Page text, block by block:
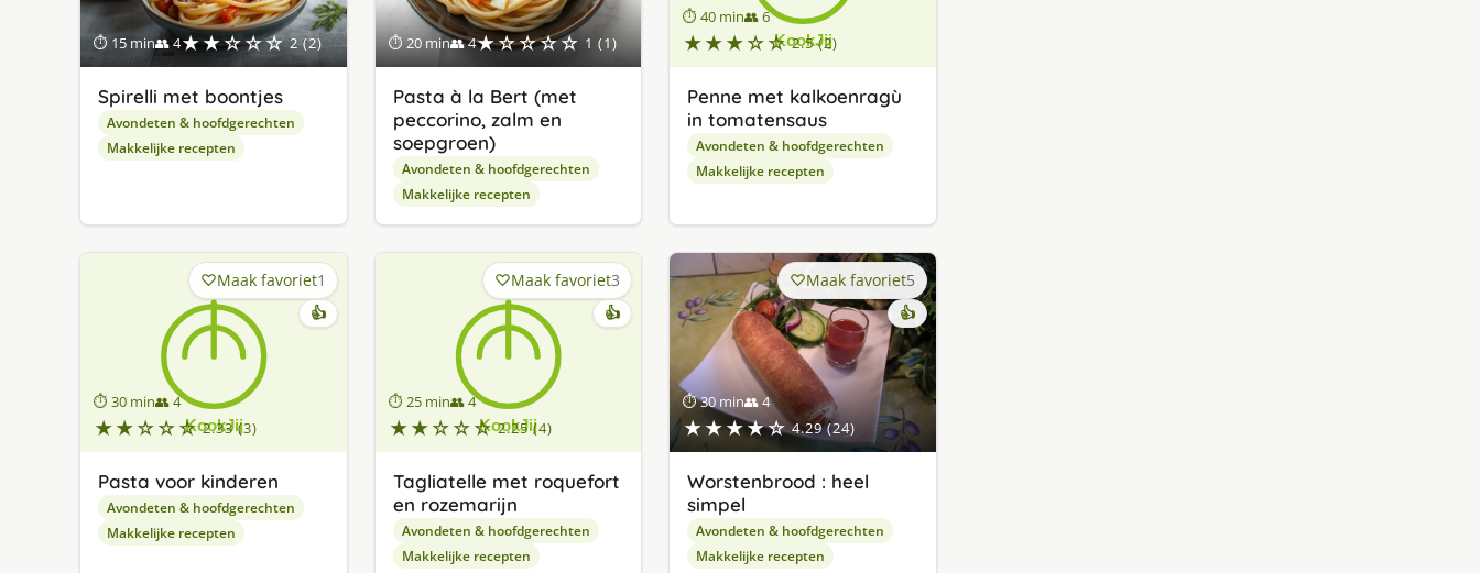
⏱ 15 min👥 4★★☆☆☆ 2 (2)
Spirelli met boontjes
Avondeten & hoofdgerechten
Makkelijke recepten
⏱ 20 min👥 4★☆☆☆☆ 1 (1)
Pasta à la Bert (met
peccorino, zalm en
soepgroen)
Avondeten & hoofdgerechten
Makkelijke recepten
⏱ 40 min👥 6
★★★☆☆ 2.5 (2)
Penne met kalkoenragù
in tomatensaus
Avondeten & hoofdgerechten
Makkelijke recepten
⏱ 30 min👥 4
★★☆☆☆ 2.33 (3)
Maak favoriet1
👍
Pasta voor kinderen
Avondeten & hoofdgerechten
Makkelijke recepten
⏱ 25 min👥 4
★★☆☆☆ 2.25 (4)
Maak favoriet3
👍
Tagliatelle met roquefort
en rozemarijn
Avondeten & hoofdgerechten
Makkelijke recepten
⏱ 30 min👥 4
★★★★☆ 4.29 (24)
Maak favoriet5
👍
Worstenbrood : heel
simpel
Avondeten & hoofdgerechten
Makkelijke recepten